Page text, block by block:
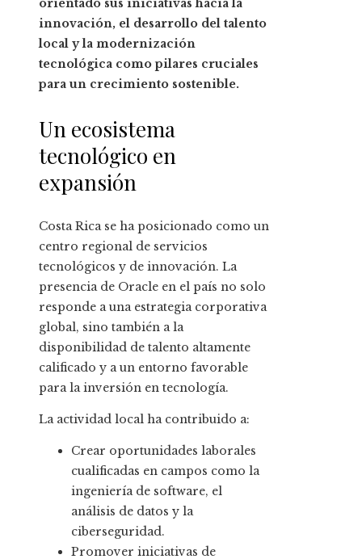
orientado sus iniciativas hacia la
innovación, el desarrollo del talento
local y la modernización
tecnológica como pilares cruciales
para un crecimiento sostenible.
Un ecosistema
tecnológico en
expansión
Costa Rica se ha posicionado como un
centro regional de servicios
tecnológicos y de innovación. La
presencia de Oracle en el país no solo
responde a una estrategia corporativa
global, sino también a la
disponibilidad de talento altamente
calificado y a un entorno favorable
para la inversión en tecnología.
La actividad local ha contribuido a:
Crear oportunidades laborales
cualificadas en campos como la
ingeniería de software, el
análisis de datos y la
ciberseguridad.
Promover iniciativas de